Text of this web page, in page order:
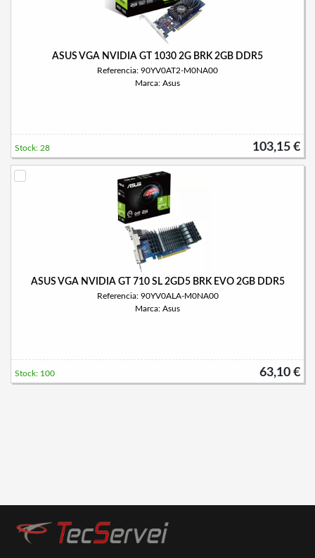
ASUS VGA NVIDIA GT 1030 2G BRK 2GB DDR5
Referencia: 90YV0AT2-M0NA00
Marca: Asus
103,15 €
Stock: 28
ASUS VGA NVIDIA GT 710 SL 2GD5 BRK EVO 2GB DDR5
Referencia: 90YV0ALA-M0NA00
Marca: Asus
63,10 €
Stock: 100